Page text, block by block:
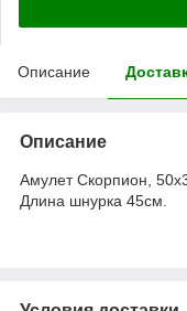
Описание
Описание
Амулет Скорпион,
Длина шнурка 45см.